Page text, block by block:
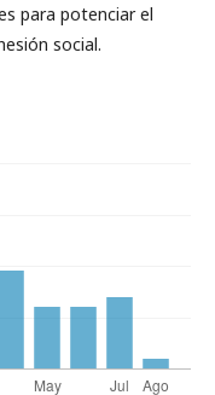
para potenciar el
social.